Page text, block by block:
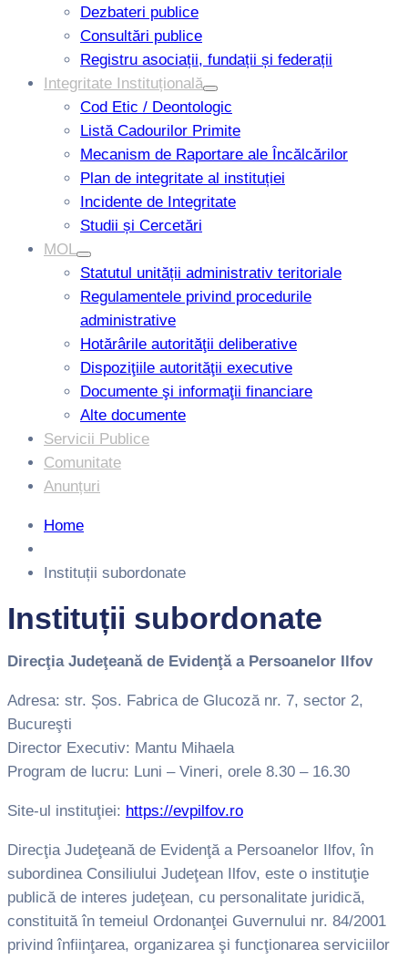
Dezbateri publice
Consultări publice
Registru asociații, fundații și federații
Integritate Instituțională
Cod Etic / Deontologic
Listă Cadourilor Primite
Mecanism de Raportare ale Încălcărilor
Plan de integritate al instituției
Incidente de Integritate
Studii și Cercetări
MOL
Statutul unității administrativ teritoriale
Regulamentele privind procedurile
administrative
Hotărârile autorităţii deliberative
Dispoziţiile autorităţii executive
Documente şi informaţii financiare
Alte documente
Servicii Publice
Comunitate
Anunțuri
Home
Instituții subordonate
Instituții subordonate
Direcţia Judeţeană de Evidenţă a Persoanelor Ilfov
Adresa: str. Șos. Fabrica de Glucoză nr. 7, sector 2,
Bucureşti
Director Executiv: Mantu Mihaela
Program de lucru: Luni – Vineri, orele 8.30 – 16.30
Site-ul instituţiei: https://evpilfov.ro
Direcţia Judeţeană de Evidenţă a Persoanelor Ilfov, în
subordinea Consiliului Judeţean Ilfov, este o instituţie
publică de interes judeţean, cu personalitate juridică,
constituită în temeiul Ordonanţei Guvernului nr. 84/2001
privind înfiinţarea, organizarea şi funcţionarea serviciilor